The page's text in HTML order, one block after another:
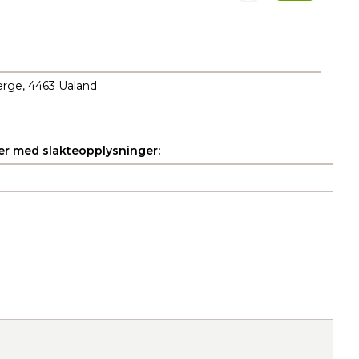
4463 Ualand
med slakteopplysninger: